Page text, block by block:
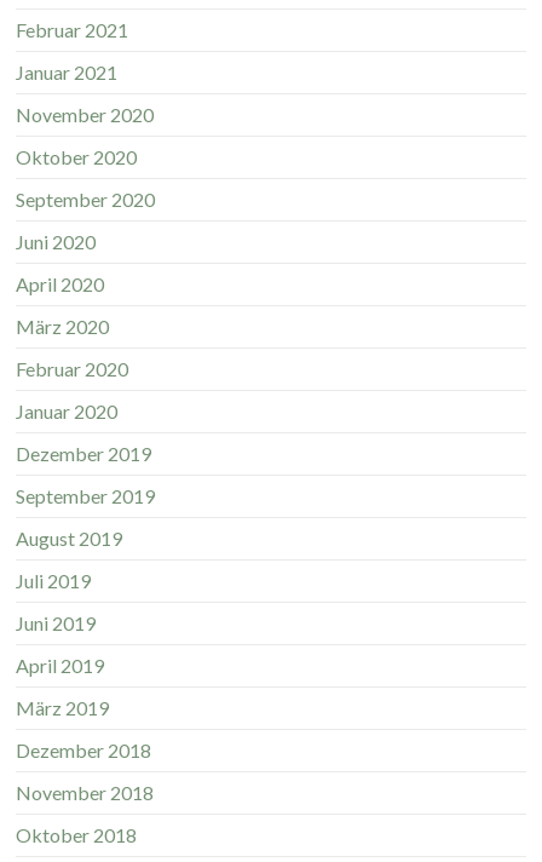
Februar 2021
Januar 2021
November 2020
Oktober 2020
September 2020
Juni 2020
April 2020
März 2020
Februar 2020
Januar 2020
Dezember 2019
September 2019
August 2019
Juli 2019
Juni 2019
April 2019
März 2019
Dezember 2018
November 2018
Oktober 2018